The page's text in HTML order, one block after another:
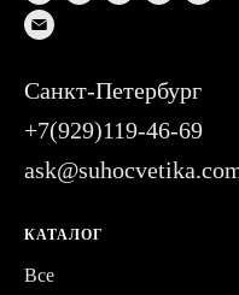
Санкт-Петербург
+7(929)119-46-69
КАТАЛОГ
Все